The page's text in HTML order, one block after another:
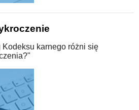
Kodeksu karnego różni się